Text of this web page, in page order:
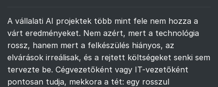
A vállalati AI projektek több mint fele nem hozza a
várt eredményeket. Nem azért, mert a technológia
rossz, hanem mert a felkészülés hiányos, az
elvárások irreálisak, és a rejtett költségeket senki sem
tervezte be. Cégvezetőként vagy IT-vezetőként
pontosan tudja, mekkora a tét: egy rosszul